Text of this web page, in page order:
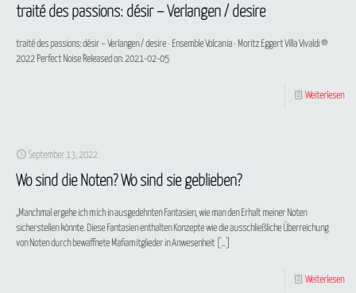
traité des passions: désir – Verlangen / desire
traité des passions: désir – Verlangen / desire · Ensemble Volcania · Moritz Eggert Villa Vivaldi ℗
2022 Perfect Noise Released on: 2021-02-05
Weiterlesen
September 13, 2022
Wo sind die Noten? Wo sind sie geblieben?
„Manchmal ergehe ich mich in ausgedehnten Fantasien, wie man den Erhalt meiner Noten
sicherstellen könnte. Diese Fantasien enthalten Konzepte wie die ausschließliche Überreichung
von Noten durch bewaffnete Mafiamitglieder in Anwesenheit […]
Weiterlesen